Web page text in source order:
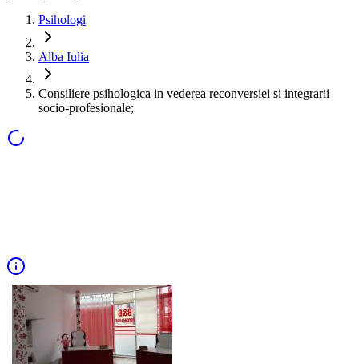
Psihologi
Alba Iulia
Consiliere psihologica in vederea reconversiei si integrarii
socio-profesionale;